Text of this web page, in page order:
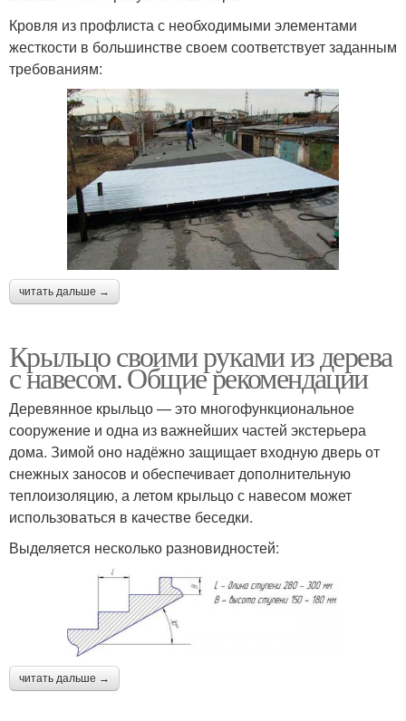
Кровля из профлиста с необходимыми элементами
жесткости в большинстве своем соответствует заданным
требованиям:
читать дальше →
Крыльцо своими руками из дерева
с навесом. Общие рекомендации
Деревянное крыльцо — это многофункциональное
сооружение и одна из важнейших частей экстерьера
дома. Зимой оно надёжно защищает входную дверь от
снежных заносов и обеспечивает дополнительную
теплоизоляцию, а летом крыльцо с навесом может
использоваться в качестве беседки.
Выделяется несколько разновидностей:
читать дальше →